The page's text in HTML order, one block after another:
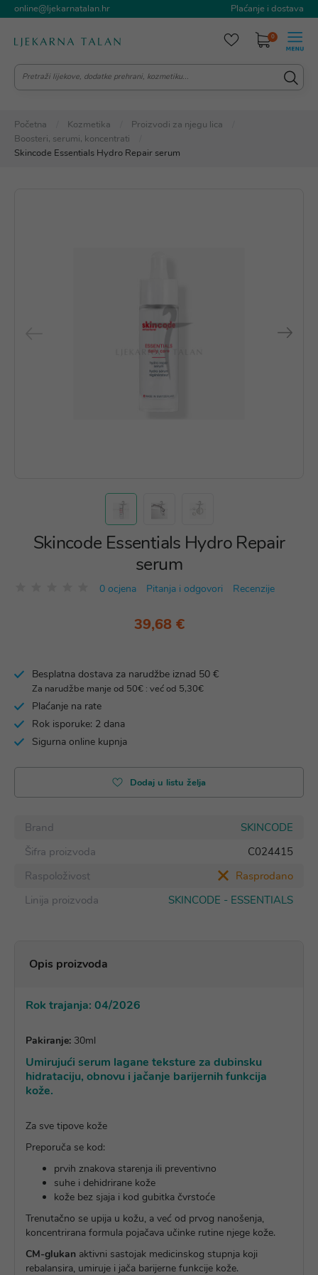
online@ljekarnatalan.hr Plaćanje i dostava
0
Početna Kozmetika
Proizvodi za njegu lica
Boosteri, serumi, koncentrati
Skincode Essentials Hydro Repair serum
Skincode Essentials Hydro Repair
serum
0 ocjena Pitanja i odgovori Recenzije
39,68 €
Besplatna dostava za narudžbe iznad 50 €
Za narudžbe manje od 50€ : već od 5,30€
Plaćanje na rate
Rok isporuke: 2 dana
Sigurna online kupnja
Dodaj u listu želja
Brand
SKINCODE
Šifra proizvoda
C024415
Raspoloživost
Rasprodano
Linija proizvoda
SKINCODE - ESSENTIALS
Opis proizvoda
Rok trajanja: 04/2026
Pakiranje: 30ml
Umirujući serum lagane teksture za dubinsku
hidrataciju, obnovu i jačanje barijernih funkcija
kože.
Za sve tipove kože
Preporuča se kod:
prvih znakova starenja ili preventivno
suhe i dehidrirane kože
kože bez sjaja i kod gubitka čvrstoće
Trenutačno se upija u kožu, a već od prvog nanošenja,
koncentrirana formula pojačava učinke rutine njege kože.
CM-glukan aktivni sastojak medicinskog stupnja koji
rebalansira, umiruje i jača barijerne funkcije kože.